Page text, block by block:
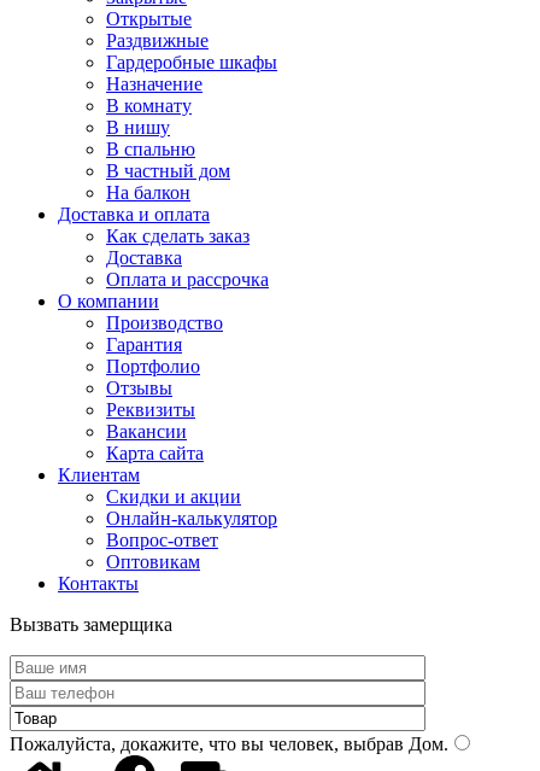
Открытые
Раздвижные
Гардеробные шкафы
Назначение
В комнату
В нишу
В спальню
В частный дом
На балкон
Доставка и оплата
Как сделать заказ
Доставка
Оплата и рассрочка
О компании
Производство
Гарантия
Портфолио
Отзывы
Реквизиты
Вакансии
Карта сайта
Клиентам
Скидки и акции
Онлайн-калькулятор
Вопрос-ответ
Оптовикам
Контакты
Вызвать замерщика
Пожалуйста, докажите, что вы человек, выбрав Дом.